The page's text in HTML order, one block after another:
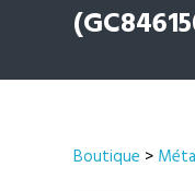
Boutique >